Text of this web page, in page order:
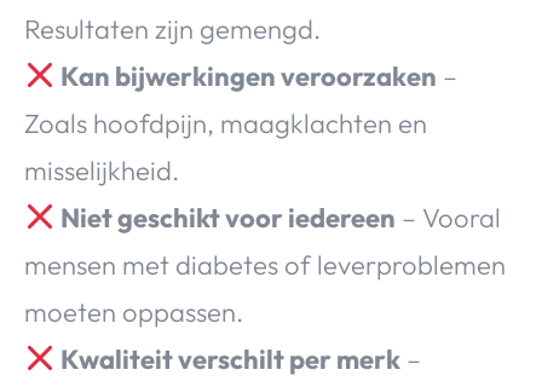
Resultaten zijn gemengd.
Kan bijwerkingen veroorzaken –
Zoals hoofdpijn, maagklachten en
misselijkheid.
Niet geschikt voor iedereen – Vooral
mensen met diabetes of leverproblemen
moeten oppassen.
Kwaliteit verschilt per merk –